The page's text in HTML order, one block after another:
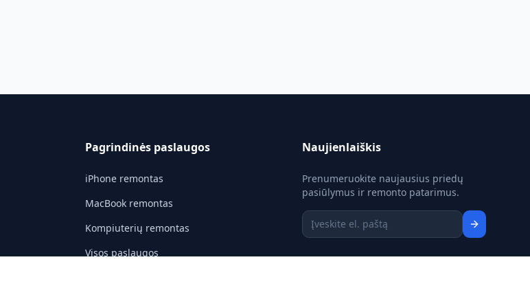
Pagrindinės paslaugos
iPhone remontas
MacBook remontas
Kompiuterių remontas
Visos paslaugos
Naujienlaiškis
Prenumeruokite naujausius priedų
pasiūlymus ir remonto patarimus.